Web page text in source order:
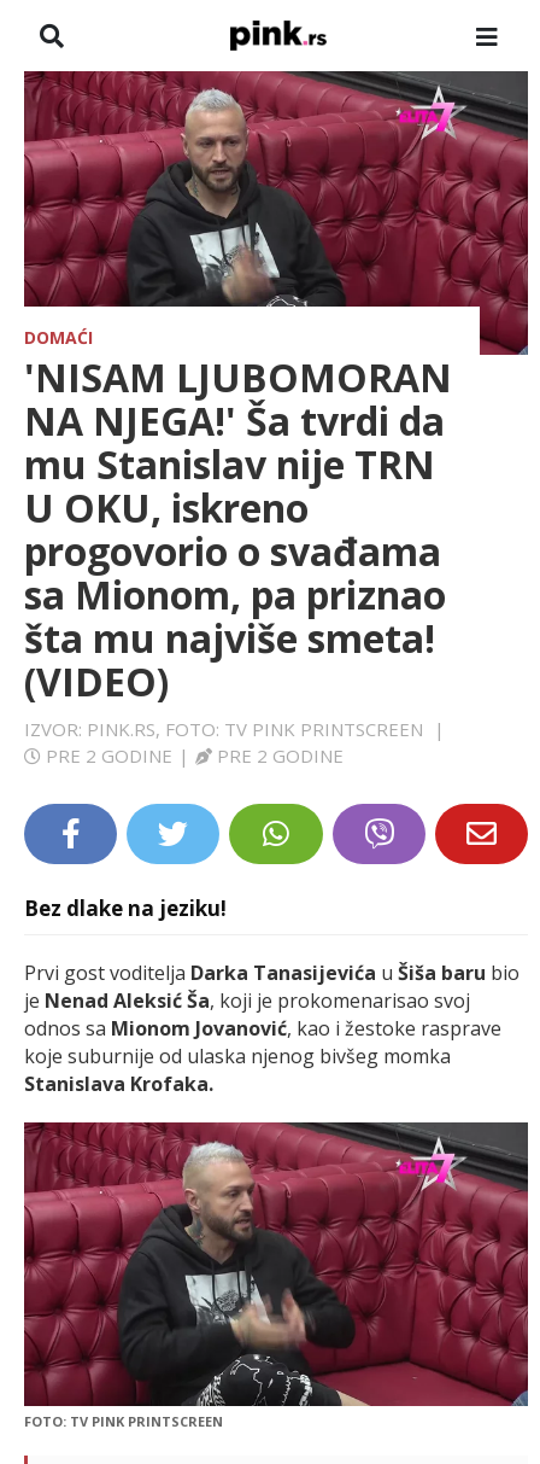
NASLOVNA
VESTI
ZADRUGA
SHOWBIZ
HRONIKA
FARMERI
SPORT
LIFESTYLE
EXTRA
DOMAĆI
'NISAM LJUBOMORAN
NA NJEGA!' Ša tvrdi da
mu Stanislav nije TRN
U OKU, iskreno
progovorio o svađama
sa Mionom, pa priznao
šta mu najviše smeta!
(VIDEO)
IZVOR: PINK.RS, FOTO: TV PINK PRINTSCREEN
|
PRE 2 GODINE | PRE 2 GODINE
Bez dlake na jeziku!
Prvi gost voditelja Darka Tanasijevića u Šiša baru bio
je Nenad Aleksić Ša, koji je prokomenarisao svoj
odnos sa Mionom Jovanović, kao i žestoke rasprave
koje suburnije od ulaska njenog bivšeg momka
Stanislava Krofaka.
FOTO: TV PINK PRINTSCREEN